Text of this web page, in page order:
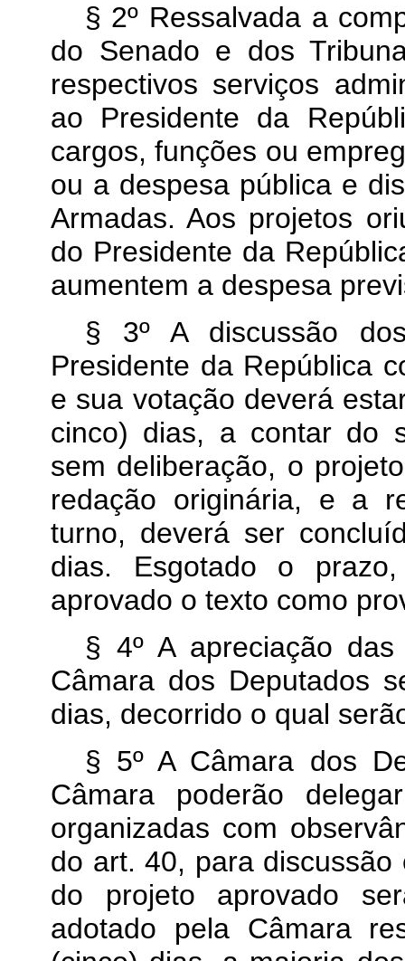
§ 2º Ressalvada a
do Senado e dos
respectivos serviços
ao Presidente da
cargos, funções ou
ou a despesa pública e
Armadas. Aos projetos
do Presidente da
aumentem a despesa
§ 3º A discussão
Presidente da República
e sua votação deverá
cinco) dias, a contar do
sem deliberação, o
redação originária, e a
turno, deverá ser
dias. Esgotado o prazo,
aprovado o texto como
§ 4º A apreciação
Câmara dos Deputados
dias, decorrido o qual
§ 5º A Câmara dos
Câmara poderão
organizadas com
do art. 40, para
do projeto aprovado
adotado pela Câmara